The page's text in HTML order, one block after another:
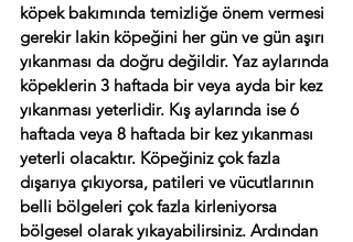
köpek bakımında temizliğe önem vermesi
gerekir lakin köpeğini her gün ve gün aşırı
yıkanması da doğru değildir. Yaz aylarında
köpeklerin 3 haftada bir veya ayda bir kez
yıkanması yeterlidir. Kış aylarında ise 6
haftada veya 8 haftada bir kez yıkanması
yeterli olacaktır. Köpeğiniz çok fazla
dışarıya çıkıyorsa, patileri ve vücutlarının
belli bölgeleri çok fazla kirleniyorsa
bölgesel olarak yıkayabilirsiniz. Ardından